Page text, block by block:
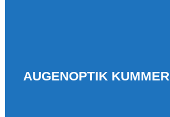
AUGENOPTIK KUMMER